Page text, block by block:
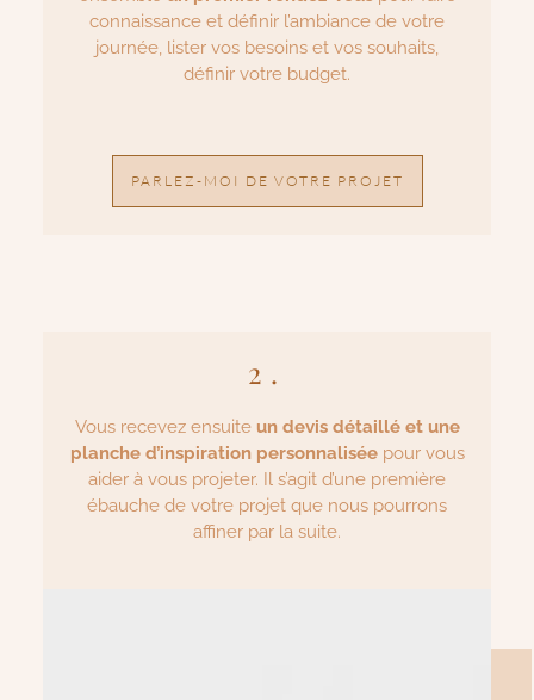
connaissance et définir l’ambiance de votre
journée, lister vos besoins et vos souhaits,
définir votre budget.
PARLEZ-MOI DE VOTRE PROJET
2.
Vous recevez ensuite un devis détaillé et une
planche d’inspiration personnaliséepour vous
aider à vous projeter. Il s’agit d’une première
ébauche de votre projet que nous pourrons
affiner par la suite.